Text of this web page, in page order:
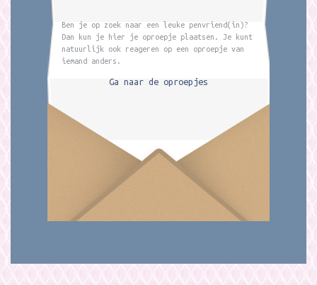
Ben je op zoek naar een leuke penvriend(in)?
Dan kun je hier je oproepje plaatsen. Je kunt
natuurlijk ook reageren op een oproepje van
iemand anders.
Ga naar de oproepjes